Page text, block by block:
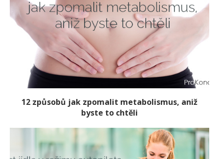
12 způsobů jak zpomalit metabolismus, aniž
byste to chtěli